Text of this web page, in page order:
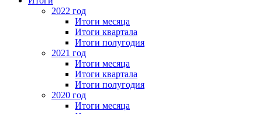
2022 год
Итоги месяца
Итоги квартала
Итоги полугодия
2021 год
Итоги месяца
Итоги квартала
Итоги полугодия
2020 год
Итоги месяца